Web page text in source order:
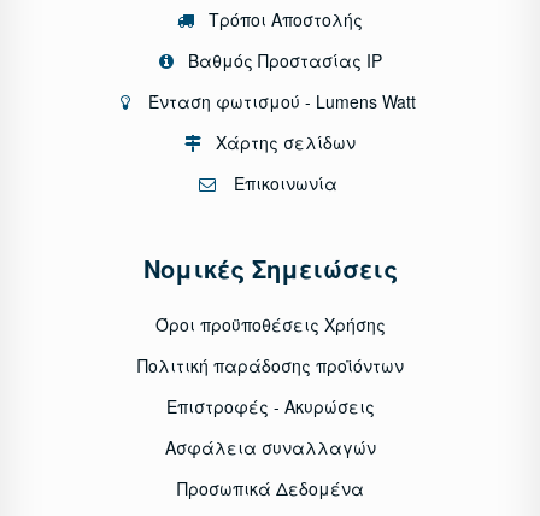
Τρόποι Αποστολής
Βαθμός Προστασίας IP
Ένταση φωτισμού - Lumens Watt
Χάρτης σελίδων
Επικοινωνία
Νομικές Σημειώσεις
Όροι προϋποθέσεις Χρήσης
Πολιτική παράδοσης προϊόντων
Επιστροφές - Ακυρώσεις
Ασφάλεια συναλλαγών
Προσωπικά Δεδομένα